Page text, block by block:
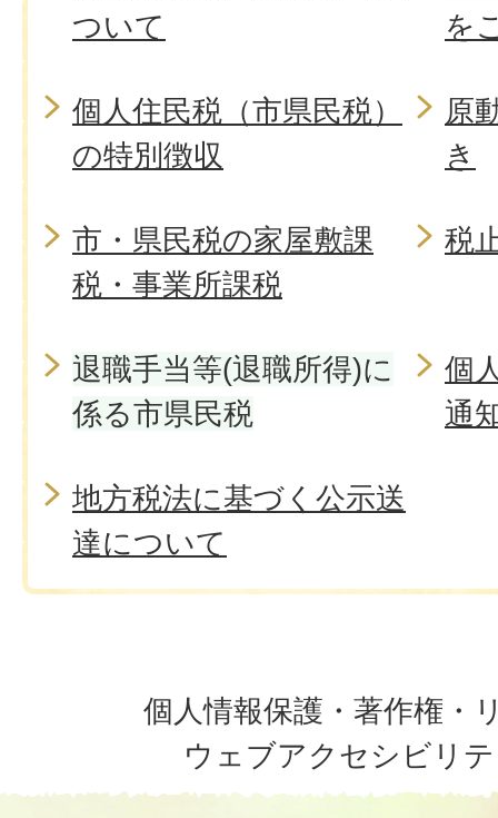
ついて
を
個人住民税（市県民税）
の特別徴収
原
き
市・県民税の家屋敷課
税・事業所課税
税
退職手当等(退職所得)に
係る市県民税
個
通
地方税法に基づく公示送
達について
個人情報保護・著作権・
ウェブアクセシビリ